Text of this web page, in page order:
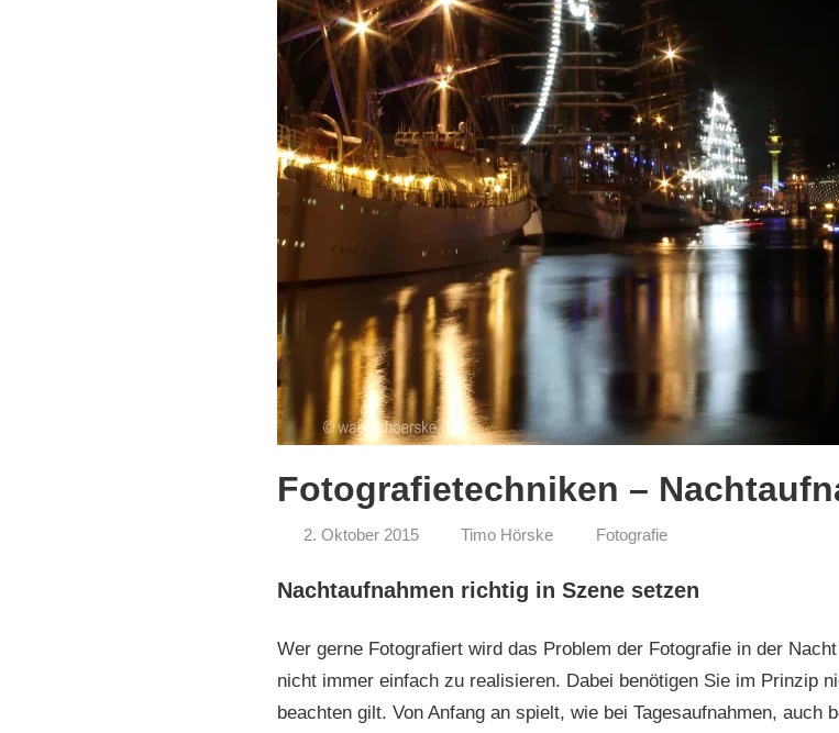
Fotografietechniken –
2. Oktober 2015 Timo Hörske Fotografie
Nachtaufnahmen richtig in Szene setzen
Wer gerne Fotografiert wird das Problem der Fotografie in der
nicht immer einfach zu realisieren. Dabei benötigen Sie im Prinzip
beachten gilt. Von Anfang an spielt, wie bei Tagesaufnahmen, auch